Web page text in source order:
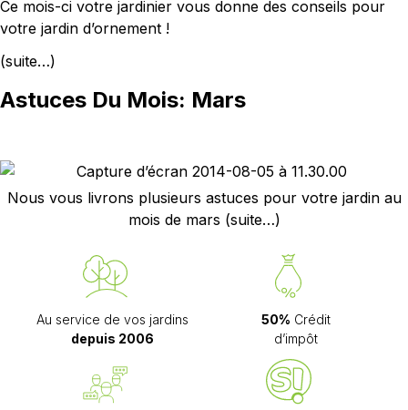
Ce mois-ci votre jardinier vous donne des conseils pour
votre jardin d’ornement !
(suite…)
Astuces Du Mois: Mars
Nous vous livrons plusieurs astuces pour votre jardin au
mois de mars (suite…)
Au service de vos jardins
depuis 2006
50% Crédit
d’impôt